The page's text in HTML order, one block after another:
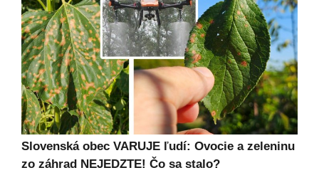
Slovenská obec VARUJE ľudí: Ovocie a zeleninu
zo záhrad NEJEDZTE! Čo sa stalo?